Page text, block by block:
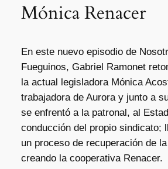
Mónica Renacer
En este nuevo episodio de
Fueguinos, Gabriel Ramonet
la actual legisladora Mónica
trabajadora de Aurora y junto a
se enfrentó a la patronal, al
conducción del propio sindicato;
un proceso de recuperación de
creando la cooperativa Renacer.